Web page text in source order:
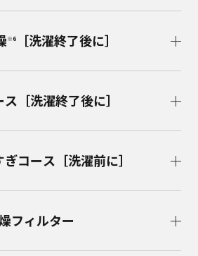
※6［洗濯終了後に］
［洗濯終了後に］
コース［洗濯前に］
フィルター